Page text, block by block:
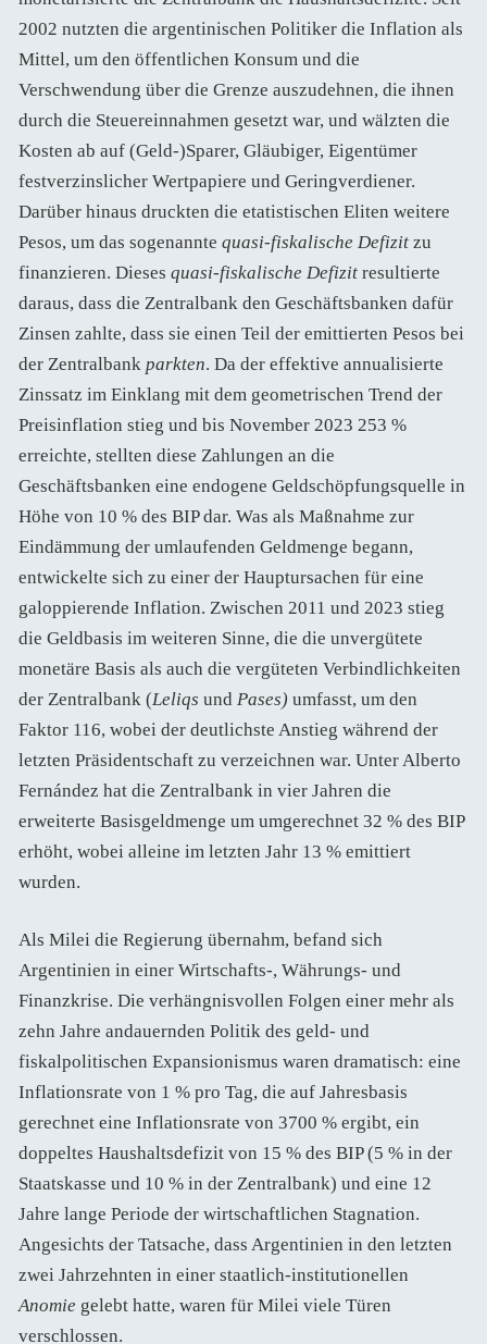
2002 nutzten die argentinischen Politiker die Inflation als
Mittel, um den öffentlichen Konsum und die
Verschwendung über die Grenze auszudehnen, die ihnen
durch die Steuereinnahmen gesetzt war, und wälzten die
Kosten ab auf (Geld-)Sparer, Gläubiger, Eigentümer
festverzinslicher Wertpapiere und Geringverdiener.
Darüber hinaus druckten die etatistischen Eliten weitere
Pesos, um das sogenannte quasi-fiskalische Defizit zu
finanzieren. Dieses quasi-fiskalische Defizit resultierte
daraus, dass die Zentralbank den Geschäftsbanken dafür
Zinsen zahlte, dass sie einen Teil der emittierten Pesos bei
der Zentralbank parkten. Da der effektive annualisierte
Zinssatz im Einklang mit dem geometrischen Trend der
Preisinflation stieg und bis November 2023 253 %
erreichte, stellten diese Zahlungen an die
Geschäftsbanken eine endogene Geldschöpfungsquelle in
Höhe von 10 % des BIP dar. Was als Maßnahme zur
Eindämmung der umlaufenden Geldmenge begann,
entwickelte sich zu einer der Hauptursachen für eine
galoppierende Inflation. Zwischen 2011 und 2023 stieg
die Geldbasis im weiteren Sinne, die die unvergütete
monetäre Basis als auch die vergüteten Verbindlichkeiten
der Zentralbank (Leliqs und Pases) umfasst, um den
Faktor 116, wobei der deutlichste Anstieg während der
letzten Präsidentschaft zu verzeichnen war. Unter Alberto
Fernández hat die Zentralbank in vier Jahren die
erweiterte Basisgeldmenge um umgerechnet 32 % des BIP
erhöht, wobei alleine im letzten Jahr 13 % emittiert
wurden.
Als Milei die Regierung übernahm, befand sich
Argentinien in einer Wirtschafts-, Währungs- und
Finanzkrise. Die verhängnisvollen Folgen einer mehr als
zehn Jahre andauernden Politik des geld- und
fiskalpolitischen Expansionismus waren dramatisch: eine
Inflationsrate von 1 % pro Tag, die auf Jahresbasis
gerechnet eine Inflationsrate von 3700 % ergibt, ein
doppeltes Haushaltsdefizit von 15 % des BIP (5 % in der
Staatskasse und 10 % in der Zentralbank) und eine 12
Jahre lange Periode der wirtschaftlichen Stagnation.
Angesichts der Tatsache, dass Argentinien in den letzten
zwei Jahrzehnten in einer staatlich-institutionellen
Anomie gelebt hatte, waren für Milei viele Türen
verschlossen.